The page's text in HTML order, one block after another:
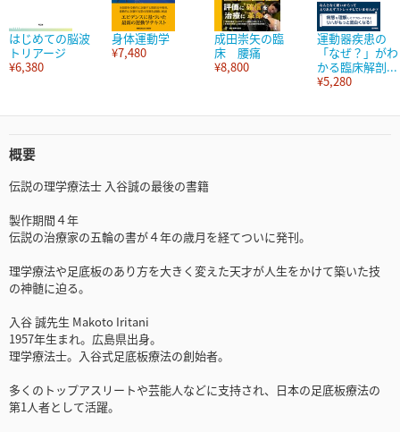
はじめての脳波
トリアージ
¥6,380
身体運動学
¥7,480
成田崇矢の臨
床 腰痛
¥8,800
運動器疾患の
「なぜ？」がわ
かる臨床解剖...
¥5,280
概要
伝説の理学療法士 入谷誠の最後の書籍
製作期間４年
伝説の治療家の五輪の書が４年の歳月を経てついに発刊。
理学療法や足底板のあり方を大きく変えた天才が人生をかけて築いた技
の神髄に迫る。
入谷 誠先生 Makoto Iritani
1957年生まれ。広島県出身。
理学療法士。入谷式足底板療法の創始者。
多くのトップアスリートや芸能人などに支持され、日本の足底板療法の
第1人者として活躍。